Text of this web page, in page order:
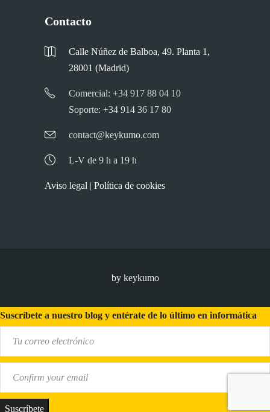
Contacto
Calle Núñez de Balboa, 49. Planta 1,
28001 (Madrid)
Comercial: +34 917 88 04 10
Soporte: +34 914 36 17 80
contact@keykumo.com
L-V de 9 h a 19 h
Aviso legal | Política de cookies
by keykumo
Suscríbete a nuestro blog y entérate de lo último en informática